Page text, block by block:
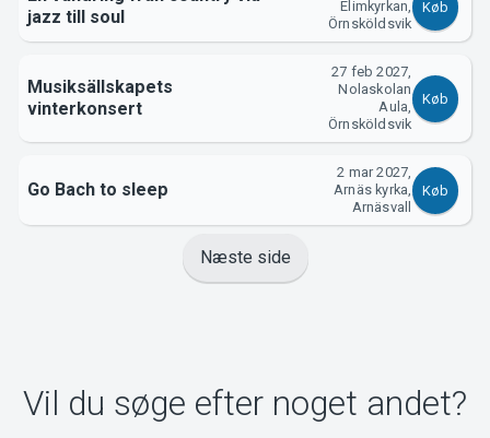
jazz till soul
Elimkyrkan,
Örnsköldsvik
Køb
Musiksällskapets
vinterkonsert
27 feb 2027,
Nolaskolan
Aula,
Örnsköldsvik
Køb
Go Bach to sleep
2 mar 2027,
Arnäs kyrka,
Arnäsvall
Køb
Næste side
Vil du søge efter noget andet?